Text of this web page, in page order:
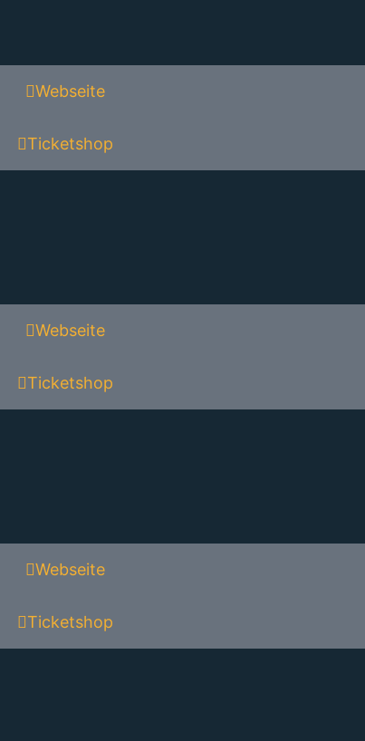
Webseite
Ticketshop
Webseite
Ticketshop
Webseite
Ticketshop